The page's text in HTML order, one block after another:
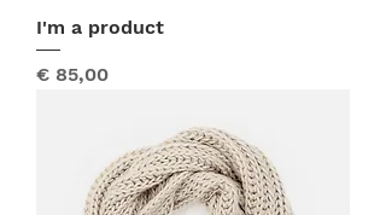
I'm a product
Prijs
€ 85,00